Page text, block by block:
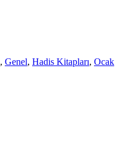
, Genel, Hadis Kitapları, Ocak